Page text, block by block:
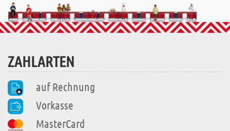
ZAHLARTEN
auf Rechnung
Vorkasse
MasterCard